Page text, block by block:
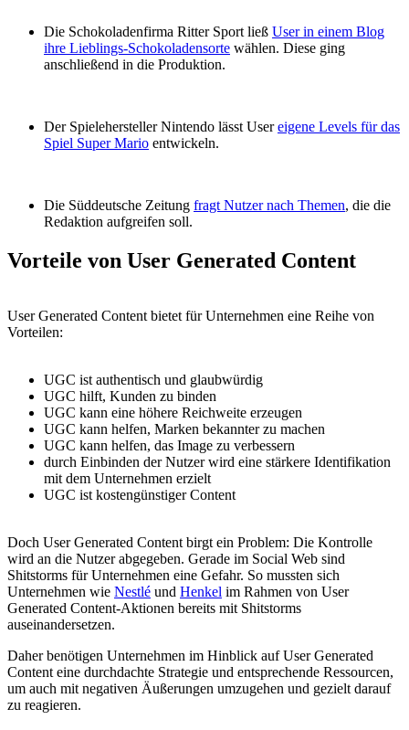
Die Schokoladenfirma Ritter Sport ließ User in einem Blog
ihre Lieblings-Schokoladensorte wählen. Diese ging
anschließend in die Produktion.
Der Spielehersteller Nintendo lässt Usereigene Levels für das
Spiel Super Mario entwickeln.
Die Süddeutsche Zeitung fragt Nutzer nach Themen, die die
Redaktion aufgreifen soll.
Vorteile von User Generated Content
User Generated Content bietet für Unternehmen eine Reihe von
Vorteilen:
UGC ist authentisch und glaubwürdig
UGC hilft, Kunden zu binden
UGC kann eine höhere Reichweite erzeugen
UGC kann helfen, Marken bekannter zu machen
UGC kann helfen, das Image zu verbessern
durch Einbinden der Nutzer wird eine stärkere Identifikation
mit dem Unternehmen erzielt
UGC ist kostengünstiger Content
Doch User Generated Content birgt ein Problem: Die Kontrolle
wird an die Nutzer abgegeben. Gerade im Social Web sind
Shitstorms für Unternehmen eine Gefahr. So mussten sich
Unternehmen wie Nestlé und Henkel im Rahmen von User
Generated Content-Aktionen bereits mit Shitstorms
auseinandersetzen.
Daher benötigen Unternehmen im Hinblick auf User Generated
Content eine durchdachte Strategie und entsprechende Ressourcen,
um auch mit negativen Äußerungen umzugehen und gezielt darauf
zu reagieren.